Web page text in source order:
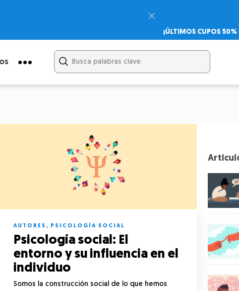
¡ÚLTIMOS CUPOS 50%
–
AUTORES , PSICOLOGÍA SOCIAL
Psicología social: El
entorno y su influencia en el
individuo
Somos la construcción social de lo que hemos